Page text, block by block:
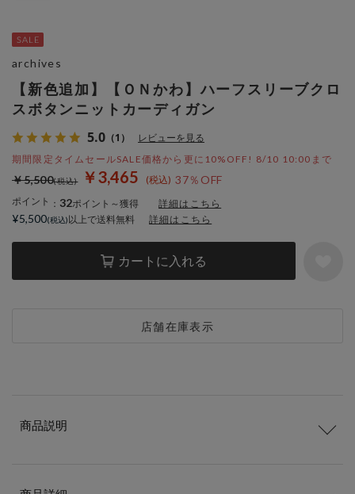
【新色追加】【ＯＮかわ】ハーフスリーブクロ
スボタンニットカーディガン
5.0 （1） レビューを見る
期間限定タイムセールSALE価格から更に10%OFF! 8/10 10:00まで
￥3,465 37％OFF
￥5,500
ポイント ： 32ポイント～獲得 詳細はこちら
カートに入れる
店舗在庫表示
archives
¥5,500 以上で送料無料 詳細はこちら
商品説明